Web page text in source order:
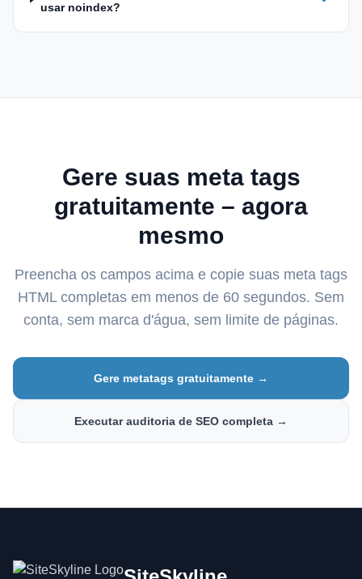
usar noindex?
Gere suas meta tags
gratuitamente – agora
mesmo
Preencha os campos acima e copie suas meta tags
HTML completas em menos de 60 segundos. Sem
conta, sem marca d'água, sem limite de páginas.
Gere metatags gratuitamente →
Executar auditoria de SEO completa →